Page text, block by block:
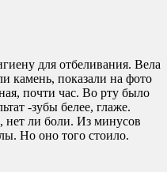
для отбеливания. Вела
камень, показали на фото
почти час. Во рту было
-зубы белее, глаже.
нет ли боли. Из минусов
Но оно того стоило.